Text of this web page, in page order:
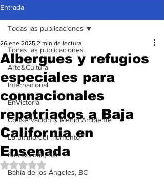
Entrada
Todas las publicaciones
Arte&Cultura
Internacional
EnVictoria
Conservación & Medio Ambiente
Lo último del momento
San Quintín, BC
Bahía de los Ángeles, BC
Todas las publicaciones
Albergues y refugios
especiales para
connacionales
repatriados a Baja
California en
Ensenada
26 ene 2025 2 min de lectura
Obtuvo NaN de 5 estrellas.